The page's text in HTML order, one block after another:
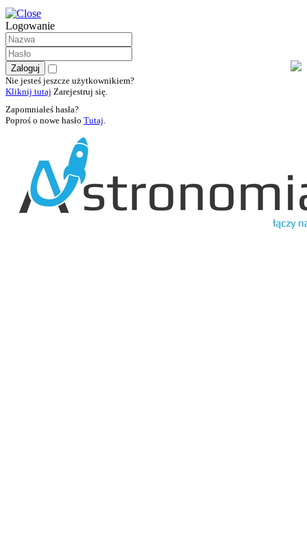
Logowanie
Nie jesteś jeszcze użytkownikiem?
Kliknij tutaj Zarejestruj się.
Zapomniałeś hasła?
Poproś o nowe hasło Tutaj.